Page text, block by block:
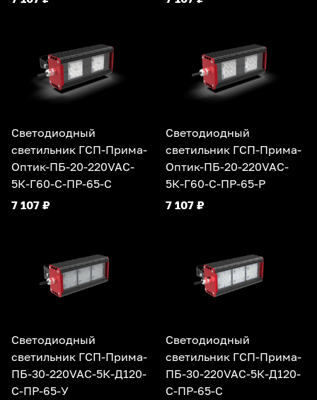
Светодиодный
светильник ГСП-Прима-
Оптик-ПБ-20-220VAC-
5К-Г60-С-ПР-65-С
7 107 ₽
Светодиодный
светильник ГСП-Прима-
Оптик-ПБ-20-220VAC-
5К-Г60-С-ПР-65-Р
7 107 ₽
Светодиодный
светильник ГСП-Прима-
ПБ-30-220VAC-5К-Д120-
С-ПР-65-У
Светодиодный
светильник ГСП-Прима-
ПБ-30-220VAC-5К-Д120-
С-ПР-65-С